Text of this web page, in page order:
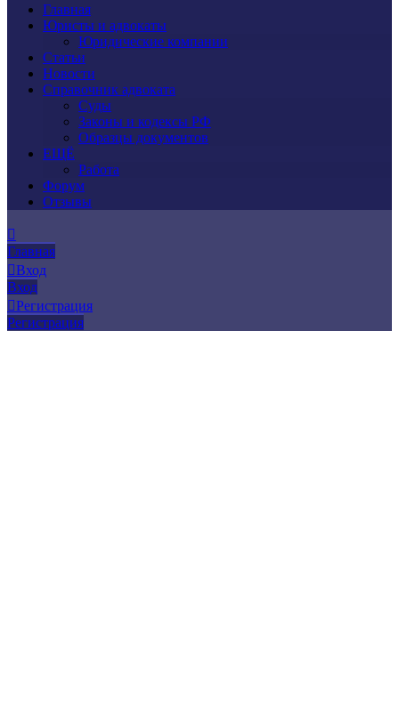
Главная
Юристы и адвокаты
Юридические компании
Статьи
Новости
Справочник адвоката
Суды
Законы и кодексы РФ
Образцы документов
ЕЩЁ
Работа
Форум
Отзывы
Главная
Вход
Вход
Регистрация
Регистрация